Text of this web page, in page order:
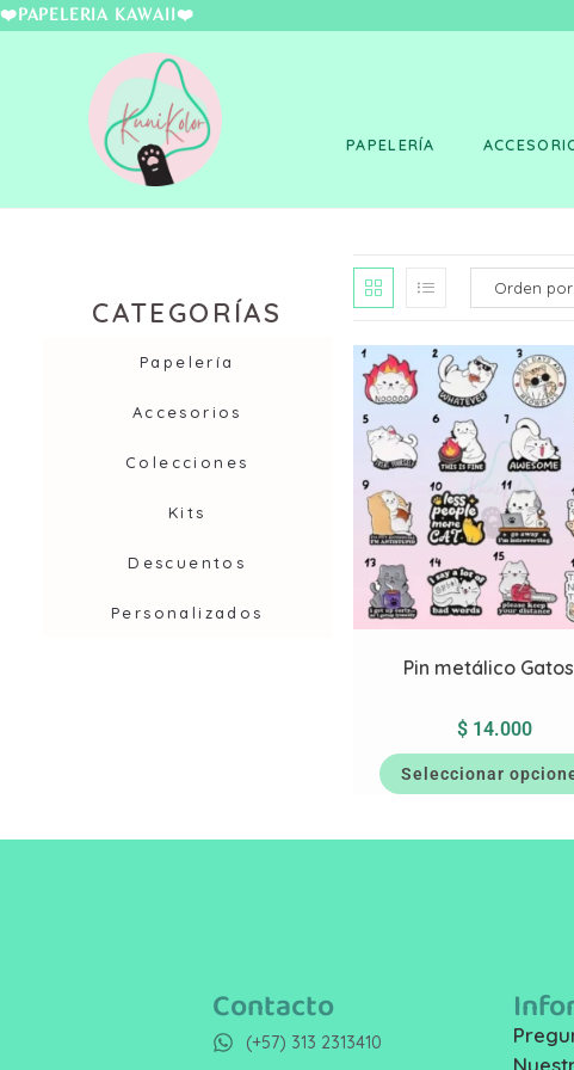
❤️PAPELERÍA KAWAII❤️
PAPELERÍA
CATEGORÍAS
Papelería
Accesorios
Colecciones
Kits
Descuentos
Personalizados
Pin metálico
$14.000
Seleccionar
Contacto
(+57) 313 2313410